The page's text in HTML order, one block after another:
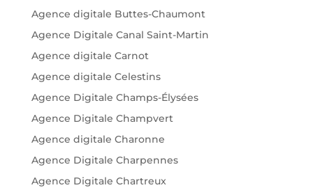
Agence digitale Buttes-Chaumont
Agence Digitale Canal Saint-Martin
Agence digitale Carnot
Agence digitale Celestins
Agence Digitale Champs-Élysées
Agence Digitale Champvert
Agence digitale Charonne
Agence Digitale Charpennes
Agence Digitale Chartreux